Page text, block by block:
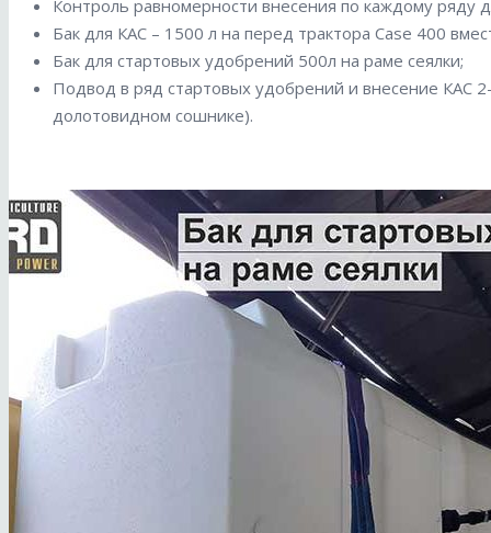
Контроль равномерности внесения по каждому ряду
Бак для КАС – 1500 л на перед трактора Case 400
Бак для стартовых удобрений 500л на раме сеялки;
Подвод в ряд стартовых удобрений и внесение КАС
долотовидном сошнике).